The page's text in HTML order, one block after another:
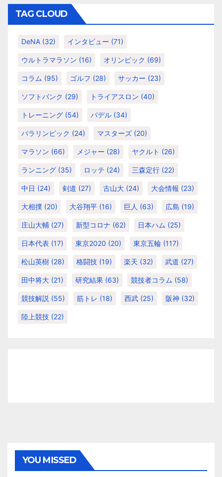
リ
ー
TAG CLOUD
DeNA (32) インタビュー (71)
ウルトラマラソン (16) オリンピック (69)
コラム (95) ゴルフ (28) サッカー (23)
ソフトバンク (29) トライアスロン (40)
トレーニング (54) パデル (34)
パラリンピック (24) マスターズ (20)
マラソン (66) メジャー (28) ヤクルト (26)
ランニング (35) ロッテ (24) 三森定行 (22)
中日 (24) 剣道 (27) 古山大 (24) 大会情報 (23)
大相撲 (20) 大谷翔平 (16) 巨人 (63) 広島 (19)
庄山大輔 (27) 新型コロナ (62) 日本ハム (25)
日本代表 (17) 東京2020 (20) 東京五輪 (117)
松山英樹 (28) 格闘技 (19) 楽天 (32) 武道 (27)
田中将大 (21) 研究結果 (63) 競技者コラム (58)
競技解説 (55) 筋トレ (18) 西武 (25) 阪神 (32)
陸上競技 (22)
YOU MISSED